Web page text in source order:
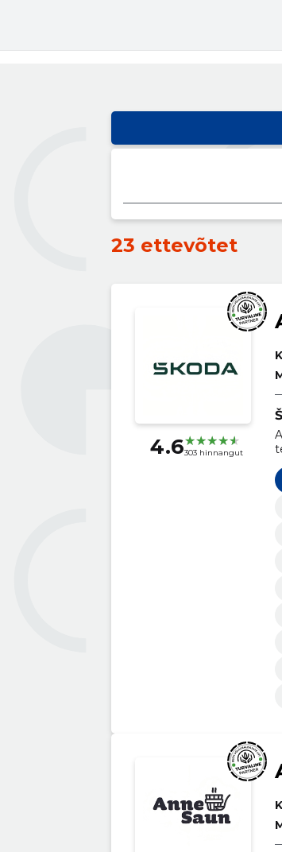
23 ettevõtet
4.6303 hinnangut